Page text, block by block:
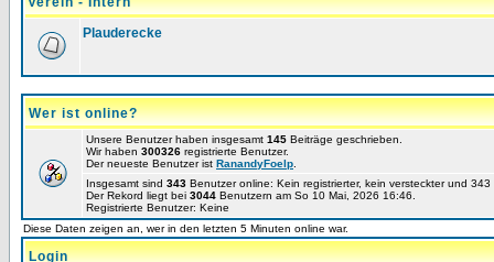
Plauderecke
Wer ist online?
Unsere Benutzer haben insgesamt 145 Beiträge geschrieben.
Wir haben 300326 registrierte Benutzer.
Der neueste Benutzer ist RanandyFoelp
Insgesamt sind 343 Benutzer online: Kein registrierter, kein versteckter und
Der Rekord liegt bei 3044 Benutzern am So 10 Mai, 2026 16:46.
Registrierte Benutzer: Keine
Diese Daten zeigen an, wer in den letzten 5 Minuten online war.
Login